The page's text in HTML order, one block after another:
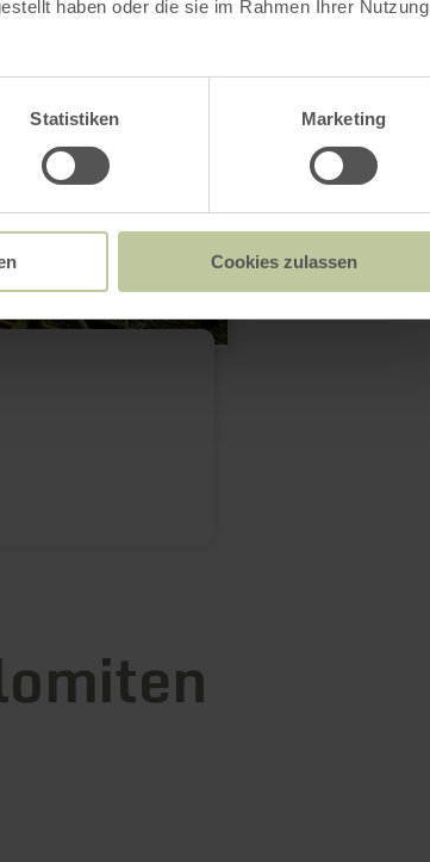
haben oder die sie im Rahmen Ihrer Nutzung
Statistiken Marketing
Cookies zulassen